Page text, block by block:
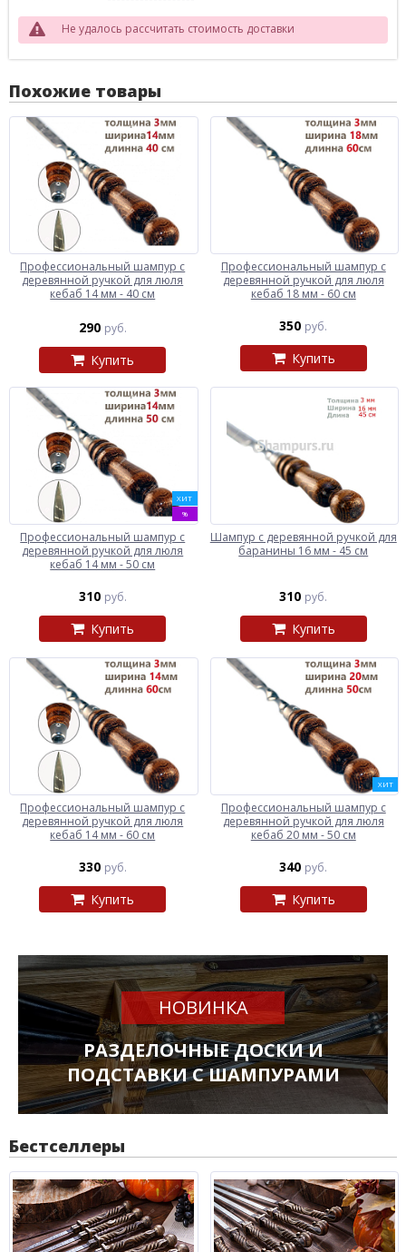
Не удалось рассчитать стоимость доставки
Похожие товары
Профессиональный шампур с
деревянной ручкой для люля
кебаб 14 мм - 40 см
290 руб.
Купить
Профессиональный шампур с
деревянной ручкой для люля
кебаб 18 мм - 60 см
350 руб.
Купить
ХИТ
%
Профессиональный шампур с
деревянной ручкой для люля
кебаб 14 мм - 50 см
310 руб.
Купить
Шампур с деревянной ручкой для
баранины 16 мм - 45 см
310 руб.
Купить
Профессиональный шампур с
деревянной ручкой для люля
кебаб 14 мм - 60 см
330 руб.
Купить
ХИТ
Профессиональный шампур с
деревянной ручкой для люля
кебаб 20 мм - 50 см
340 руб.
Купить
НОВИНКА
РАЗДЕЛОЧНЫЕ ДОСКИ И
ПОДСТАВКИ С ШАМПУРАМИ
Бестселлеры